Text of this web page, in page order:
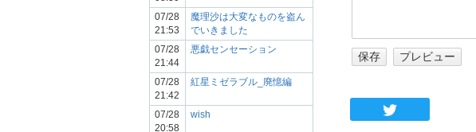
07/28
21:53
魔理沙は大変なものを盗ん
でいきました
07/28
21:44
悪戯センセーション
07/28
21:42
紅星ミゼラブル_廃憶編
07/28
20:58
wish